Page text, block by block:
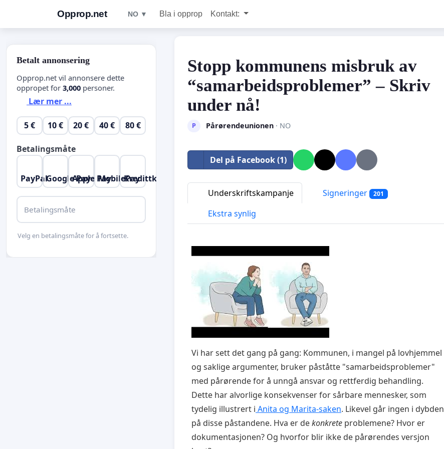
Opprop.net NO ▼ Bla i opprop Kontakt:
Stopp kommunens misbruk av
“samarbeidsproblemer” – Skriv
under nå!
P Pårørendeunionen· NO
Del på Facebook (1)
Underskriftskampanje Signeringer 201
Ekstra synlig
Vi har sett det gang på gang: Kommunen, i mangel på lovhjemmel
og saklige argumenter, bruker påståtte "samarbeidsproblemer"
med pårørende for å unngå ansvar og rettferdig behandling.
Dette har alvorlige konsekvenser for sårbare mennesker, som
tydelig illustrert i Anita og Marita-saken. Likevel går ingen i dybden
på disse påstandene. Hva er dekonkrete problemene? Hvor er
dokumentasjonen? Og hvorfor blir ikke de pårørendes versjon
Betalt annonsering
Opprop.net vil annonsere dette
oppropet for 3,000 personer.
Lær mer ...
5 € 10 € 20 € 40 € 80 €
Betalingsmåte
PayPalGoogle PayApple PayMobilePayKredittkort
Betalingsmåte
Velg en betalingsmåte for å fortsette.